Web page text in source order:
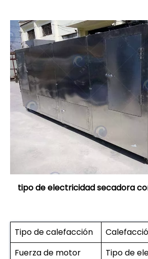
tipo de electricidad secadora
Tipo de calefacción
Fuerza de motor
Tipo de